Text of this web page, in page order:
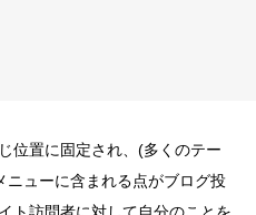
位置に固定され、(多くのテー
ニューに含まれる点がブログ投